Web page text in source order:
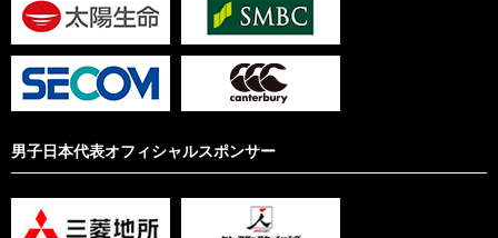
男子日本代表オフィシャルスポンサー